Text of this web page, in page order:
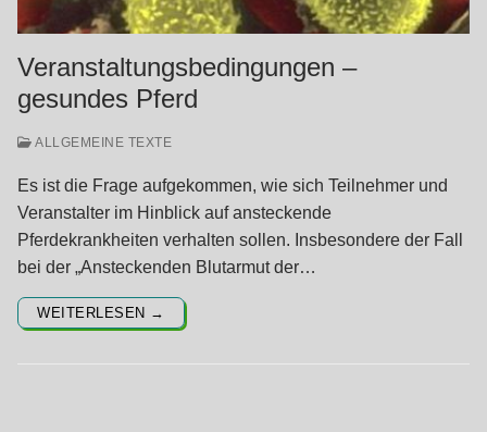
Veranstaltungsbedingungen –
gesundes Pferd
ALLGEMEINE TEXTE
Es ist die Frage aufgekommen, wie sich Teilnehmer und
Veranstalter im Hinblick auf ansteckende
Pferdekrankheiten verhalten sollen. Insbesondere der Fall
bei der „Ansteckenden Blutarmut der…
WEITERLESEN →